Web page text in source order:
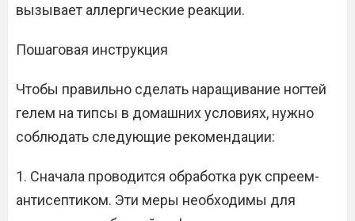
вызывает аллергические реакции.
Пошаговая инструкция
Чтобы правильно сделать наращивание ногтей
гелем на типсы в домашних условиях, нужно
соблюдать следующие рекомендации:
1. Сначала проводится обработка рук спреем-
антисептиком. Эти меры необходимы для